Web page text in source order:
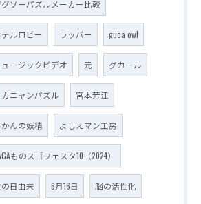
グソーパズルメーカー比較
ルロビー ラッパー guca owl
ュージックビデオ 元 グカール
カニャンパズル 宮本芳江
んの妖精 よしえマン工房
ものスゴフェスタ10（2024）
日由来 6月16日 脳の活性化